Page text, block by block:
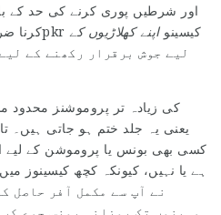
اور شرطیں پوری کرنے کی حد کے
کرنا
777pkr کیسینو اپنے کھلاڑیوں کے
لیے جوش برقرار رکھنے کے
یعنی یہ جلد ختم ہو جاتی ہیں۔
ہے یا نہیں، کیونکہ کچھ کیسینوز